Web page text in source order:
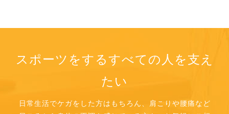
スポーツをするすべての人を支え
たい
日常生活でケガをした方はもちろん、肩こりや腰痛など